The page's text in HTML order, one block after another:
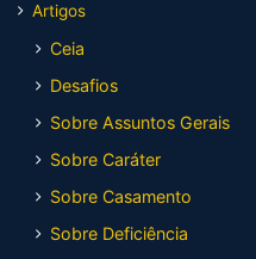
Artigos
Ceia
Desafios
Sobre Assuntos Gerais
Sobre Caráter
Sobre Casamento
Sobre Deficiência